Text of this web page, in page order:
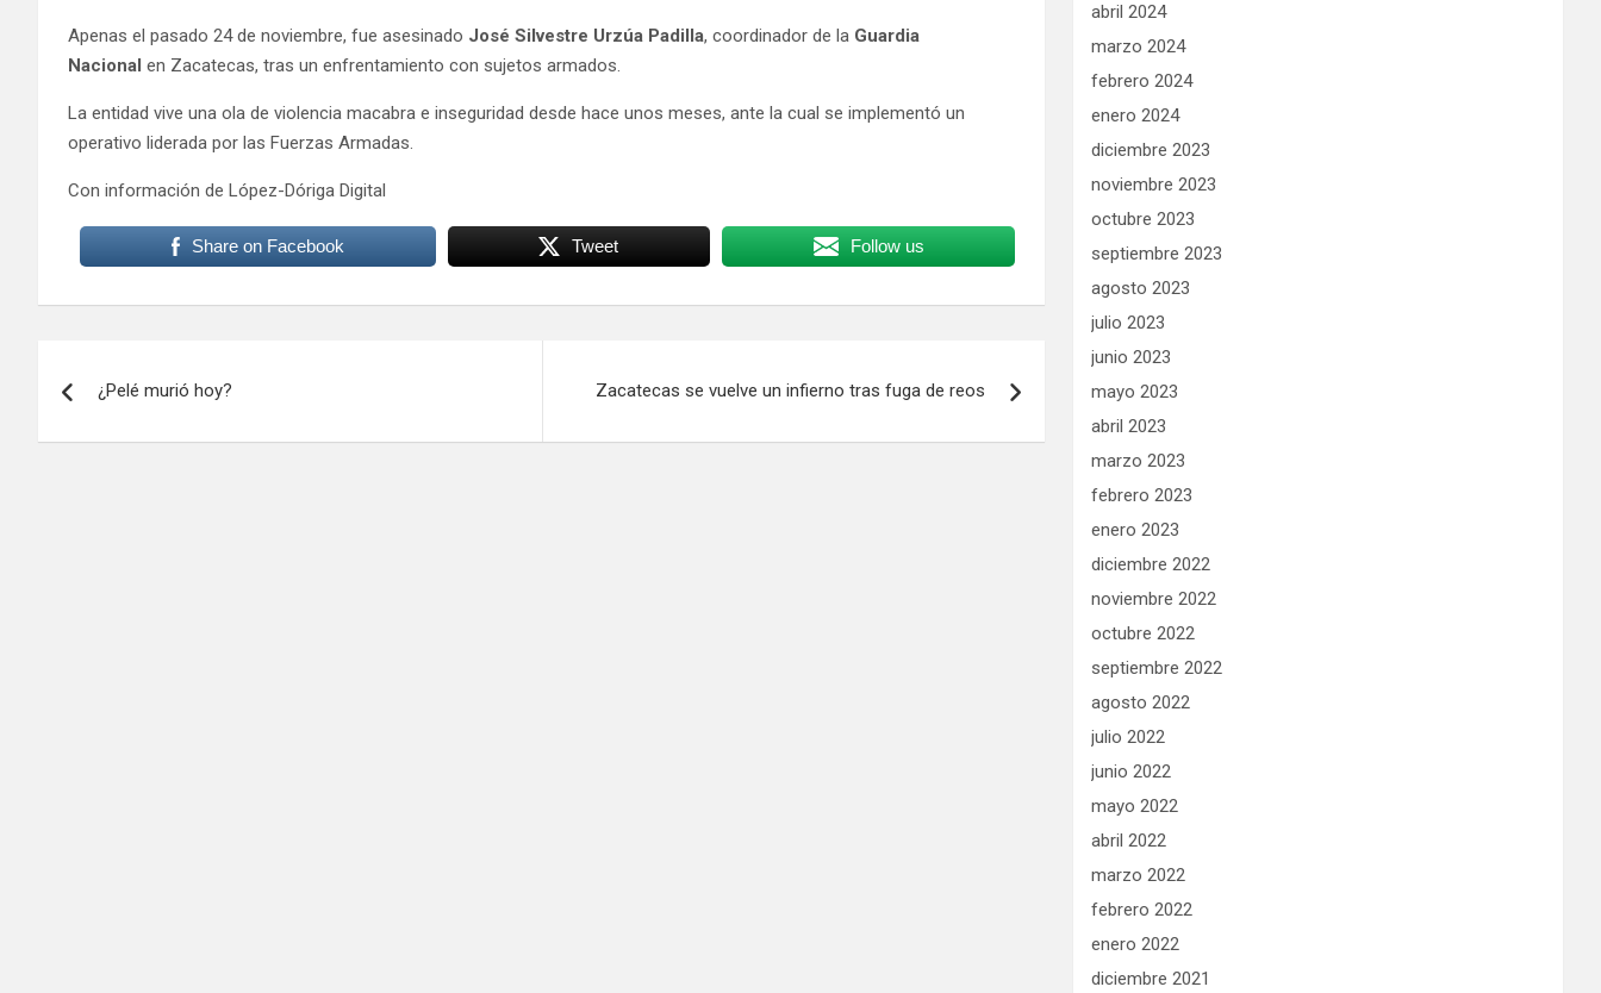
Apenas el pasado 24 de noviembre, fue asesinado José Silvestre Urzúa Padilla, coordinador de la Guardia
Nacional en Zacatecas, tras un enfrentamiento con sujetos armados.
La entidad vive una ola de violencia macabra e inseguridad desde hace unos meses, ante la cual se implementó un
operativo liderada por las Fuerzas Armadas.
Con información de López-Dóriga Digital
Share on Facebook Tweet Follow us
de
¿Pelé murió hoy? Zacatecas se vuelve un infierno tras fuga de reos
abril 2024
marzo 2024
febrero 2024
enero 2024
diciembre 2023
noviembre 2023
octubre 2023
septiembre 2023
agosto 2023
julio 2023
junio 2023
mayo 2023
abril 2023
marzo 2023
febrero 2023
enero 2023
diciembre 2022
noviembre 2022
octubre 2022
septiembre 2022
agosto 2022
julio 2022
junio 2022
mayo 2022
abril 2022
marzo 2022
febrero 2022
enero 2022
diciembre 2021